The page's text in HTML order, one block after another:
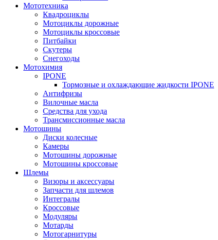
Мототехника
Квадроциклы
Мотоциклы дорожные
Мотоциклы кроссовые
Питбайки
Скутеры
Снегоходы
Мотохимия
IPONE
Тормозные и охлаждающие жидкости IPONE
Антифризы
Вилочные масла
Средства для ухода
Трансмиссионные масла
Мотошины
Диски колесные
Камеры
Мотошины дорожные
Мотошины кроссовые
Шлемы
Визоры и аксессуары
Запчасти для шлемов
Интегралы
Кроссовые
Модуляры
Мотарды
Мотогарнитуры